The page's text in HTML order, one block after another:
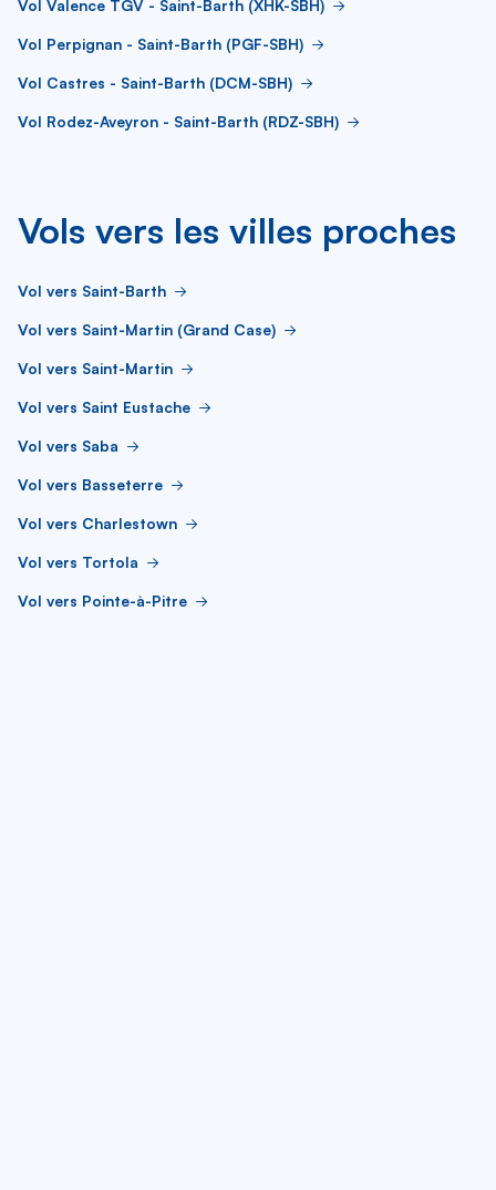
Vol Valence TGV - Saint-Barth (XHK-SBH)
Vol Perpignan - Saint-Barth (PGF-SBH)
Vol Castres - Saint-Barth (DCM-SBH)
Vol Rodez-Aveyron - Saint-Barth (RDZ-SBH)
Vols vers les villes proches
Vol vers Saint-Barth
Vol vers Saint-Martin (Grand Case)
Vol vers Saint-Martin
Vol vers Saint Eustache
Vol vers Saba
Vol vers Basseterre
Vol vers Charlestown
Vol vers Tortola
Vol vers Pointe-à-Pitre